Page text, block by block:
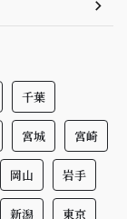
千葉
宮城 宮崎
岡山 岩手
新潟 東京